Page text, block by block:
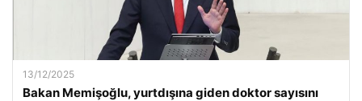
13/12/2025
Bakan Memişoğlu, yurtdışına giden doktor sayısını